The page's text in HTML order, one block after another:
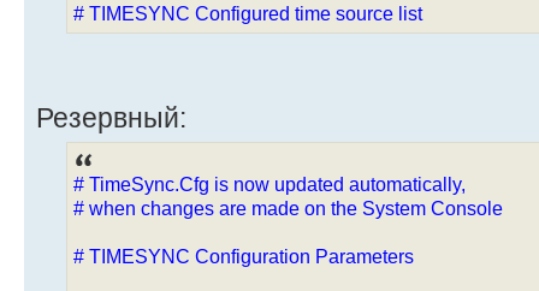
# TIMESYNC Configured time source list
Резервный:
# TimeSync.Cfg is now updated automatically,
# when changes are made on the System Console
# TIMESYNC Configuration Parameters